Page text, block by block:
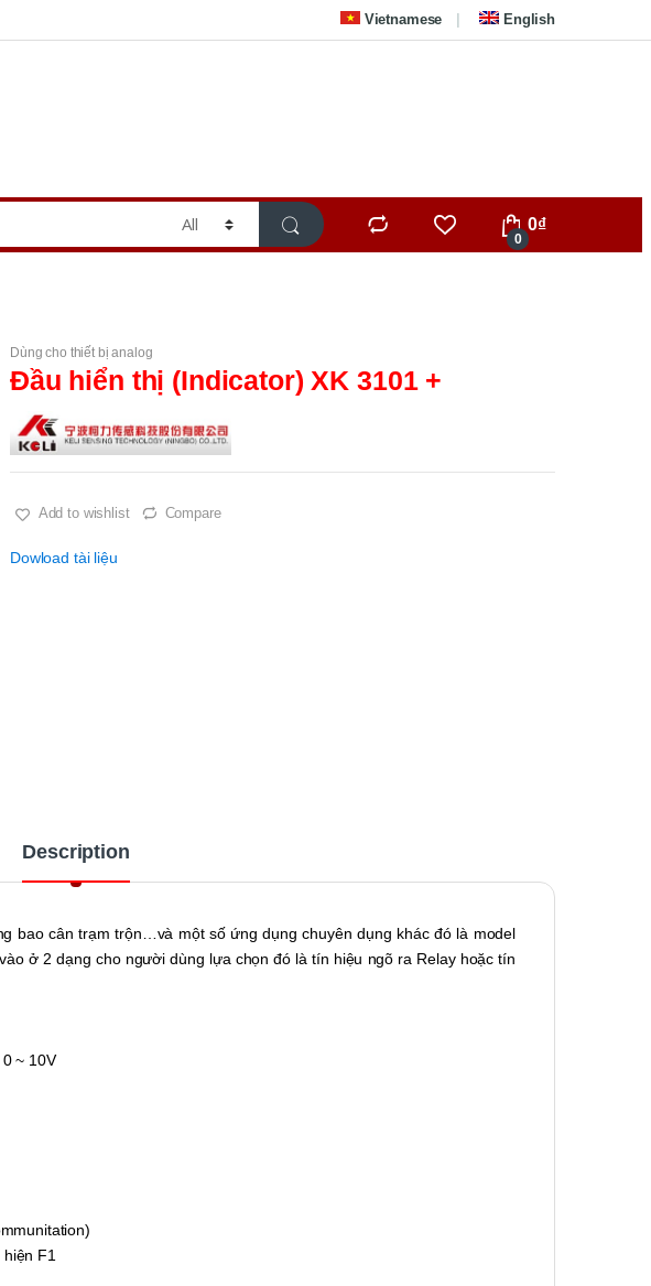
Vietnamese English
0
0₫
Dùng cho thiết bị analog
Đầu hiển thị (Indicator) XK 3101 +
Add to wishlist Compare
Dowload tài liệu
Description
bao cân trạm trộn…và một số ứng dụng chuyên dụng khác đó là model
ở 2 dạng cho người dùng lựa chọn đó là tín hiệu ngõ ra Relay hoặc tín
~ 10V
hiện F1